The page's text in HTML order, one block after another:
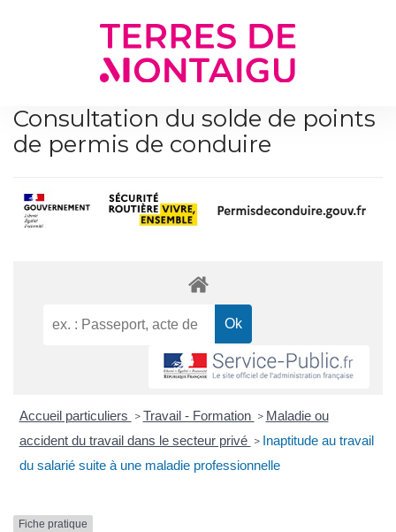
Consultation du solde de points
de permis de conduire
Accueil particuliers > Travail - Formation > Maladie ou
accident du travail dans le secteur privé > Inaptitude au travail
du salarié suite à une maladie professionnelle
Fiche pratique